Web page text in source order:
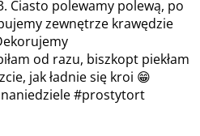
Ciasto polewamy polewą, po
zewnętrze krawędzie
od razu, biszkopt piekłam
jak ładnie się kroi 😁
#prostytort